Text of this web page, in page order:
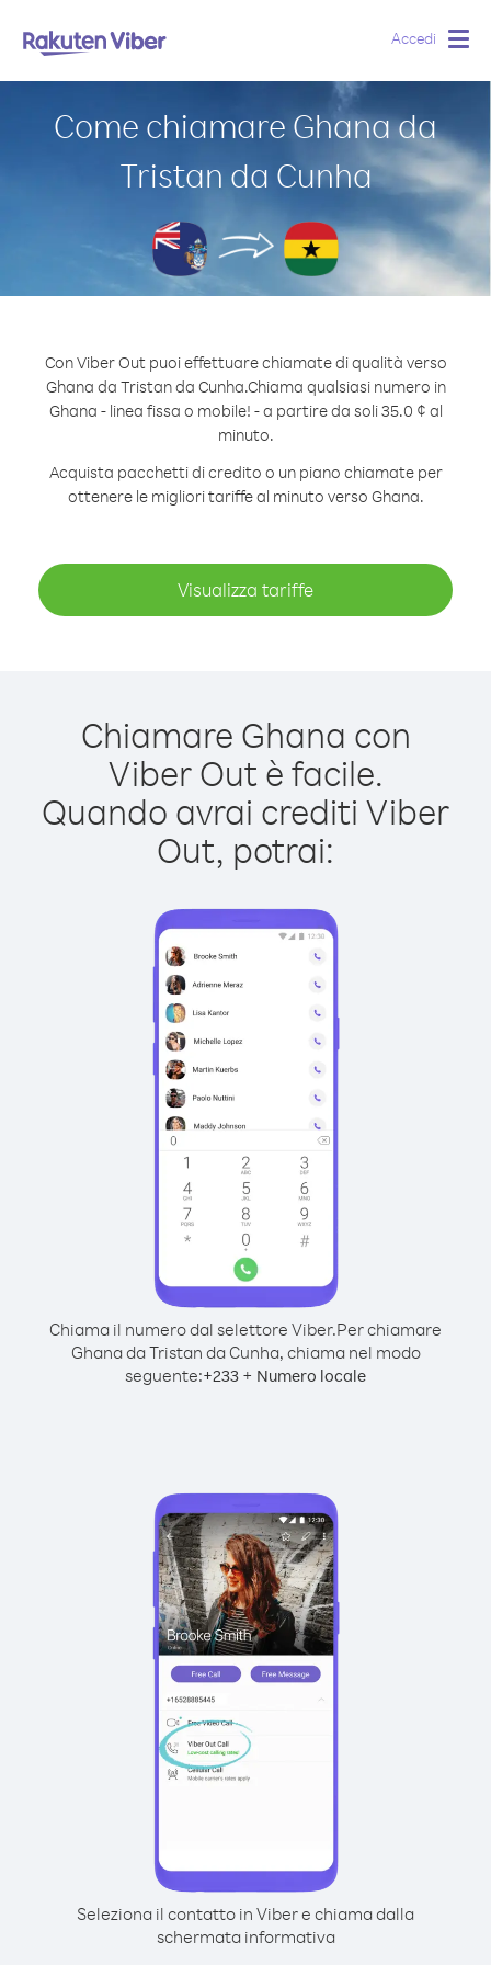
Accedi
Come chiamare Ghana da
Tristan da Cunha
Con Viber Out puoi effettuare chiamate di qualità verso
Ghana da Tristan da Cunha.Chiama qualsiasi numero in
Ghana - linea fissa o mobile! - a partire da soli 35.0 ¢ al
minuto.
Acquista pacchetti di credito o un piano chiamate per
ottenere le migliori tariffe al minuto verso Ghana.
Visualizza tariffe
Chiamare Ghana con
Viber Out è facile.
Quando avrai crediti Viber
Out, potrai:
Chiama il numero dal selettore Viber.Per chiamare
Ghana da Tristan da Cunha, chiama nel modo
seguente:+233 + Numero locale
Seleziona il contatto in Viber e chiama dalla
schermata informativa